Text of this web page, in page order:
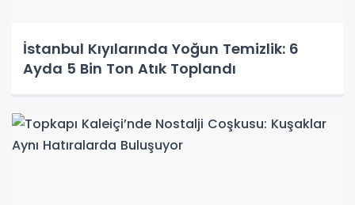
İstanbul Kıyılarında Yoğun Temizlik: 6
Ayda 5 Bin Ton Atık Toplandı